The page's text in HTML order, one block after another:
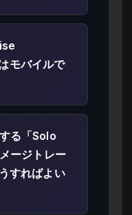
モバイルで
る「Solo
ージトレー
すればよい